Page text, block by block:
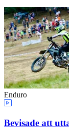
Enduro
Bevisade att